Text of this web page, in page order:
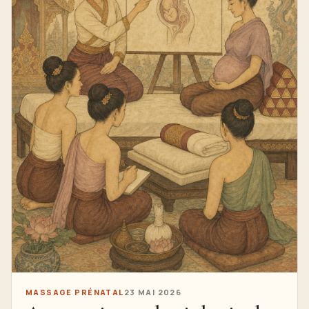
MASSAGE PRÉNATAL 23 MAI 2026